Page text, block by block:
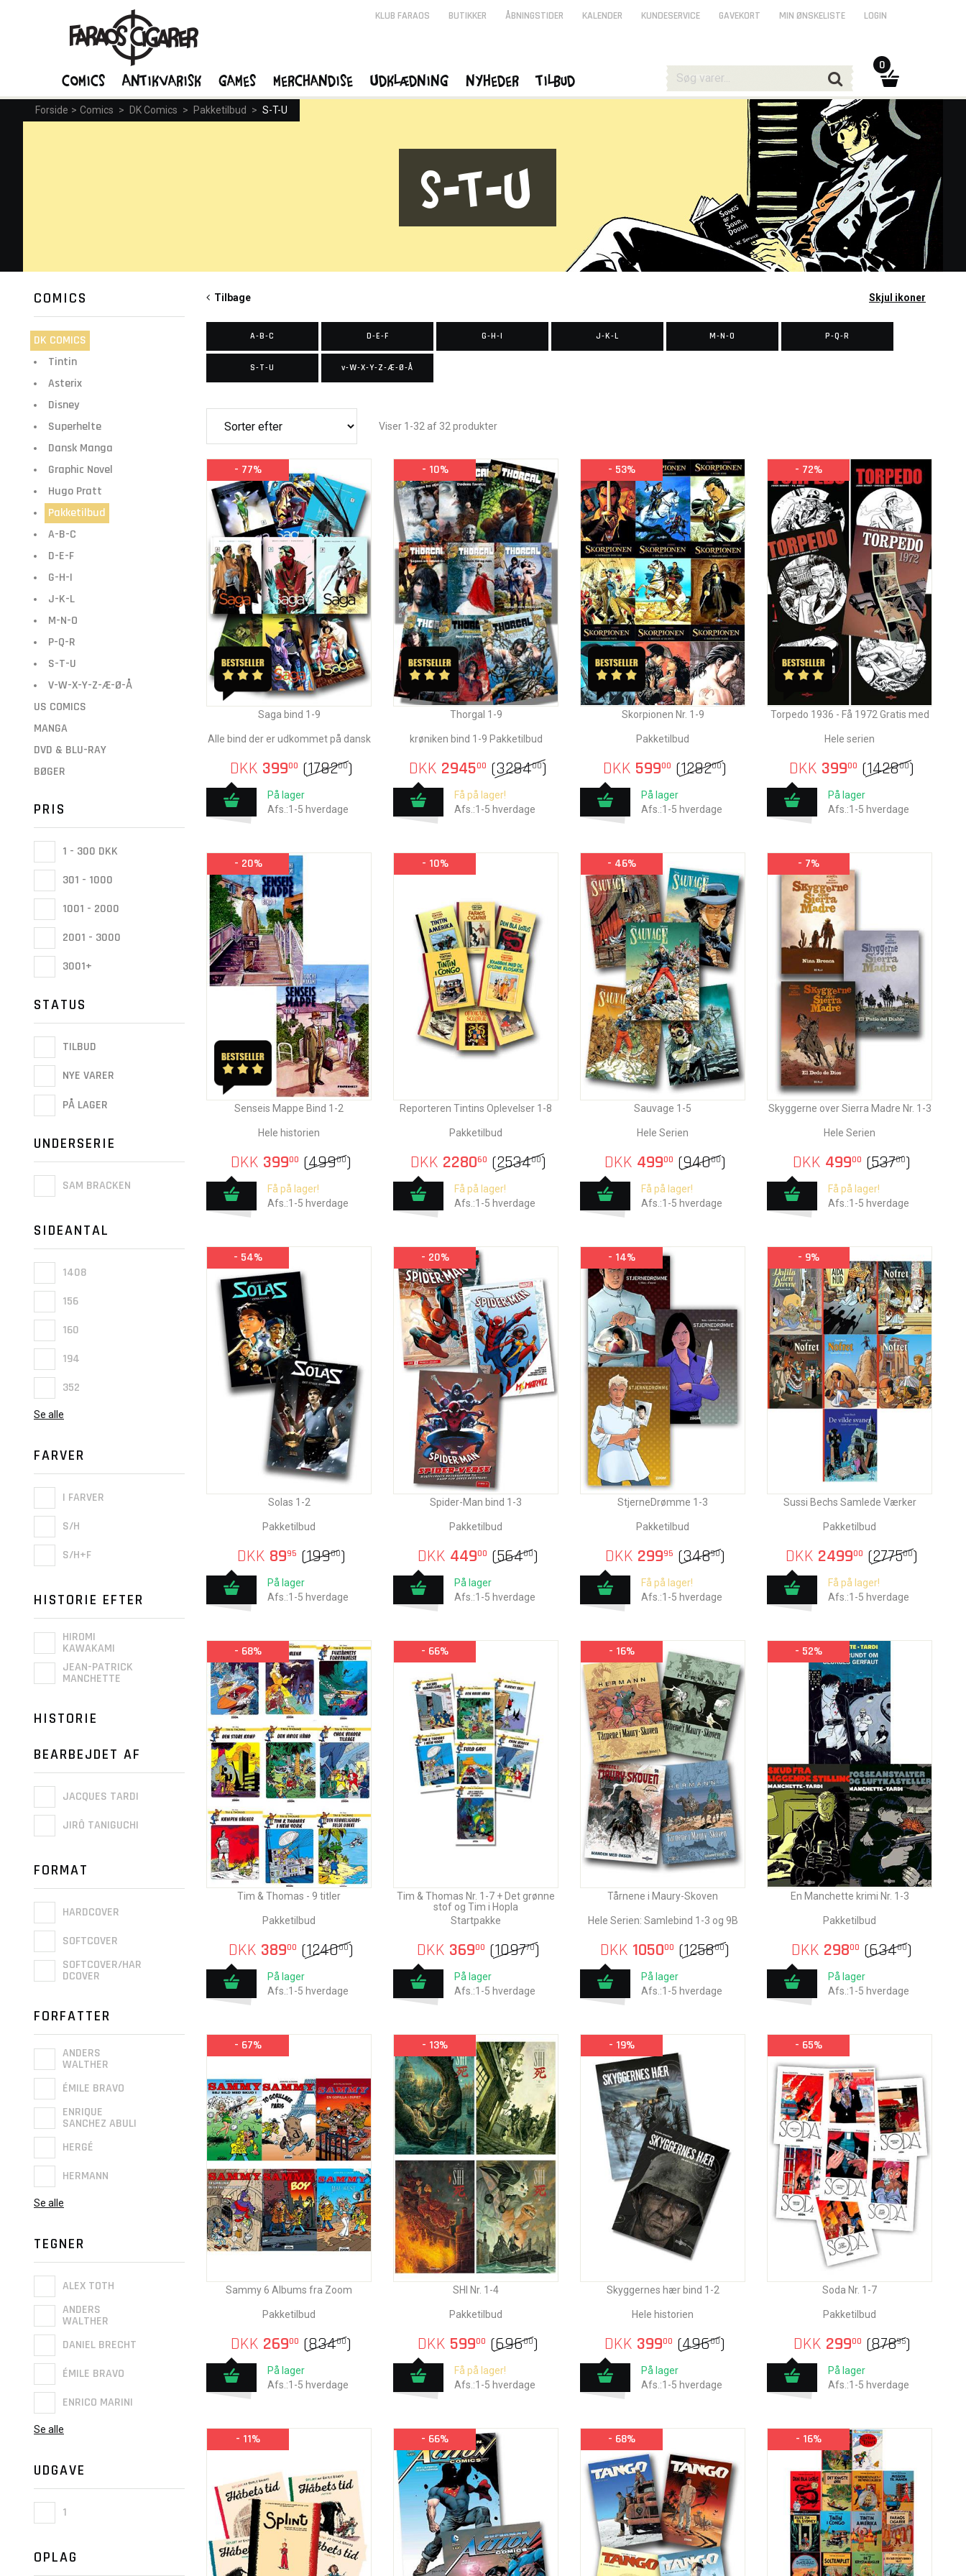
Forside > Comics > DK Comics > Pakketilbud > S-T-U
S-T-U
COMICS
DK COMICS
Tintin
Asterix
Disney
Superhelte
Dansk Manga
Graphic Novel
Hugo Pratt
Pakketilbud
A-B-C
D-E-F
G-H-I
J-K-L
M-N-O
P-Q-R
S-T-U
V-W-X-Y-Z-Æ-Ø-Å
US COMICS
MANGA
DVD & BLU-RAY
BØGER
PRIS
1 - 300 DKK
301 - 1000
1001 - 2000
2001 - 3000
3001+
STATUS
TILBUD
NYE VARER
PÅ LAGER
UNDERSERIE
SAM BRACKEN
SIDEANTAL
1408
156
160
194
352
Se alle
FARVER
I FARVER
S/H
S/H+F
HISTORIE EFTER
HIROMI
KAWAKAMI
JEAN-PATRICK
MANCHETTE
HISTORIE
BEARBEJDET AF
JACQUES TARDI
JIRÔ TANIGUCHI
FORMAT
HARDCOVER
SOFTCOVER
SOFTCOVER/HAR
DCOVER
FORFATTER
ANDERS
WALTHER
ÉMILE BRAVO
ENRIQUE
SANCHEZ ABULI
HERGÉ
HERMANN
Se alle
TEGNER
ALEX TOTH
ANDERS
WALTHER
DANIEL BRECHT
ÉMILE BRAVO
ENRICO MARINI
Se alle
UDGAVE
1
OPLAG
Skjul ikoner
Tilbage
A-B-C D-E-F G-H-I J-K-L M-N-O P-Q-R
S-T-U v-W-X-Y-Z-Æ-Ø-Å
Viser 1-32 af 32 produkter
- 77%
Saga bind 1-9
Alle bind der er udkommet på dansk
DKK 39900 (178200)
På lager
Afs.:1-5 hverdage
- 10%
Thorgal 1-9
krøniken bind 1-9 Pakketilbud
DKK 294500 (328400)
Få på lager!
Afs.:1-5 hverdage
- 53%
Skorpionen Nr. 1-9
Pakketilbud
DKK 59900 (128200)
På lager
Afs.:1-5 hverdage
- 72%
Torpedo 1936 - Få 1972 Gratis med
Hele serien
DKK 39900 (142800)
På lager
Afs.:1-5 hverdage
- 20%
Senseis Mappe Bind 1-2
Hele historien
DKK 39900 (49900)
Få på lager!
Afs.:1-5 hverdage
- 10%
Reporteren Tintins Oplevelser 1-8
Pakketilbud
DKK 228060 (253400)
Få på lager!
Afs.:1-5 hverdage
- 46%
Sauvage 1-5
Hele Serien
DKK 49900 (94000)
Få på lager!
Afs.:1-5 hverdage
- 7%
Skyggerne over Sierra Madre Nr. 1-3
Hele Serien
DKK 49900 (53700)
Få på lager!
Afs.:1-5 hverdage
- 54%
Solas 1-2
Pakketilbud
DKK 8995 (19900)
På lager
Afs.:1-5 hverdage
- 20%
Spider-Man bind 1-3
Pakketilbud
DKK 44900 (56400)
På lager
Afs.:1-5 hverdage
- 14%
StjerneDrømme 1-3
Pakketilbud
DKK 29995 (34890)
Få på lager!
Afs.:1-5 hverdage
- 9%
Sussi Bechs Samlede Værker
Pakketilbud
DKK 249900 (277500)
Få på lager!
Afs.:1-5 hverdage
- 68%
Tim & Thomas - 9 titler
Pakketilbud
DKK 38900 (124000)
På lager
Afs.:1-5 hverdage
- 66%
Tim & Thomas Nr. 1-7 + Det grønne
stof og Tim i Hopla
Startpakke
DKK 36900 (109770)
På lager
Afs.:1-5 hverdage
- 16%
Tårnene i Maury-Skoven
Hele Serien: Samlebind 1-3 og 9B
DKK 105000 (125800)
På lager
Afs.:1-5 hverdage
- 52%
En Manchette krimi Nr. 1-3
Pakketilbud
DKK 29800 (63400)
På lager
Afs.:1-5 hverdage
- 67%
Sammy 6 Albums fra Zoom
Pakketilbud
DKK 26900 (83400)
På lager
Afs.:1-5 hverdage
- 13%
SHI Nr. 1-4
Pakketilbud
DKK 59900 (69600)
Få på lager!
Afs.:1-5 hverdage
- 19%
Skyggernes hær bind 1-2
Hele historien
DKK 39900 (49600)
På lager
Afs.:1-5 hverdage
- 65%
Soda Nr. 1-7
Pakketilbud
DKK 29900 (87895)
På lager
Afs.:1-5 hverdage
- 11% - 66% - 68% - 16%
KLUB FARAOS BUTIKKER ÅBNINGSTIDER KALENDER KUNDESERVICE GAVEKORT MIN ØNSKELISTE LOGIN
Comics Antikvarisk Games Merchandise Udklædning Nyheder Tilbud
0